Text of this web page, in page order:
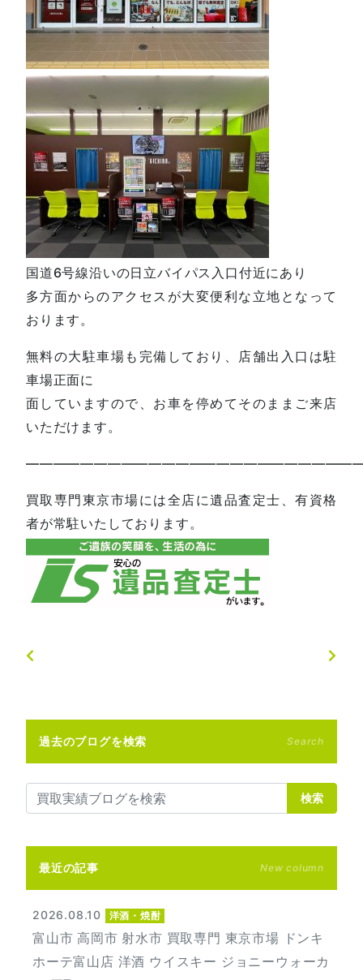
国道6号線沿いの日立バイパス入口付近にあり
多方面からのアクセスが大変便利な立地となって
おります。
無料の大駐車場も完備しており、店舗出入口は駐
車場正面に
面していますので、お車を停めてそのままご来店
いただけます。
買取専門東京市場には全店に遺品査定士、有資格
者が常駐いたしております。
過去のブログを検索 Search
検索
最近の記事 New column
2026.08.10 洋酒・焼酎
富山市 高岡市 射水市 買取専門 東京市場 ドンキ
ホーテ富山店 洋酒 ウイスキー ジョニーウォーカ